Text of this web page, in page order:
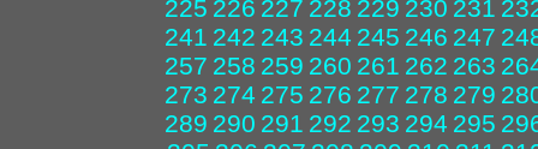
225 226 227 228 229 230 231
241 242 243 244 245 246 247
257 258 259 260 261 262 263
273 274 275 276 277 278 279
289 290 291 292 293 294 295